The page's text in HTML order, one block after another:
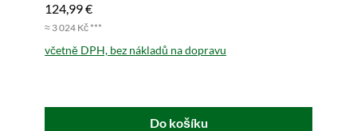
124,99 €
≈ 3 024 Kč ***
včetně DPH, bez nákladů na dopravu
Do košíku